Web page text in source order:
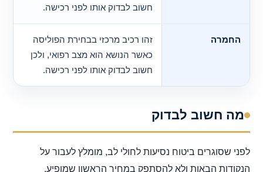
חשוב לבדוק אותו לפני רכישה.
החמרה
זהו רכיב מרכזי בבחירת הפוליסה
כאשר הנושא הוא מצב רפואי, ולכן
חשוב לבדוק אותו לפני רכישה.
מה חשוב לבדוק
לפני שסוגרים ביטוח נסיעות לחולי לב, מומלץ לעבור על
הנקודות הבאות ולא להסתפק במחיר הראשון שמופיע.